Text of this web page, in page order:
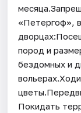
«Петергоф»,
пород и
бездомных и
Покидать